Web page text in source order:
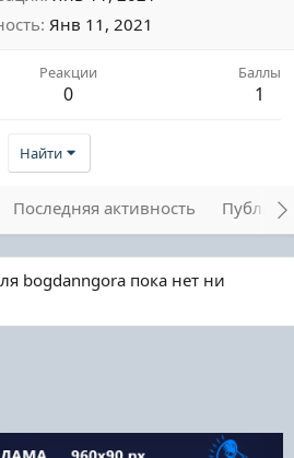
Янв 11, 2021
Реакции
0
Баллы
1
Найти
Последняя активность
bogdanngora пока нет ни